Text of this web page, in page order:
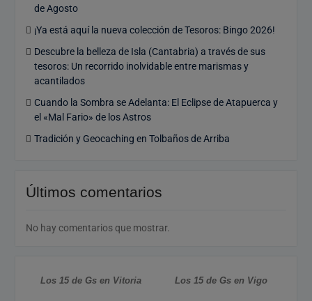
de Agosto
¡Ya está aquí la nueva colección de Tesoros: Bingo 2026!
Descubre la belleza de Isla (Cantabria) a través de sus
tesoros: Un recorrido inolvidable entre marismas y
acantilados
Cuando la Sombra se Adelanta: El Eclipse de Atapuerca y
el «Mal Fario» de los Astros
Tradición y Geocaching en Tolbaños de Arriba
Últimos comentarios
No hay comentarios que mostrar.
Los 15 de Gs en Vitoria Los 15 de Gs en Vigo